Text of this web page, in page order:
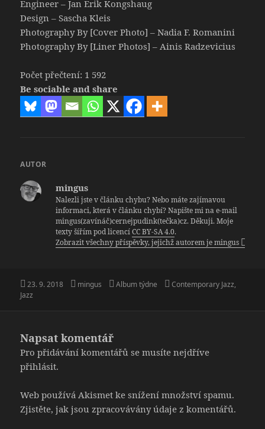
Engineer – Jan Erik Kongshaug
Design – Sascha Kleis
Photography By [Cover Photo] – Nadia F. Romanini
Photography By [Liner Photos] – Ainis Radzevicius
Počet přečtení: 1 592
Be sociable and share
AUTOR
mingus
Nalezli jste v článku chybu? Nebo máte zajímavou
informaci, která v článku chybí? Napište mi na e-mail
mingus(zavínáč)cernejpudink(tečka)cz. Děkuji. Moje
texty šířím pod licencíCC BY-SA 4.0.
Zobrazit všechny příspěvky, jejichž autorem je mingus
Publikováno:
23. 9. 2018 Autor:
mingus Rubriky:
Album týdne Štítky:
Contemporary Jazz,
Jazz
Napsat komentář
Pro přidávání komentářů se musíte nejdříve
přihlásit.
Web používá Akismet ke snížení množství spamu.
Zjistěte, jak jsou zpracovávány údaje z komentářů.